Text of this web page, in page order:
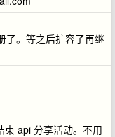
了。等之后扩容了再继
束 api 分享活动。不用